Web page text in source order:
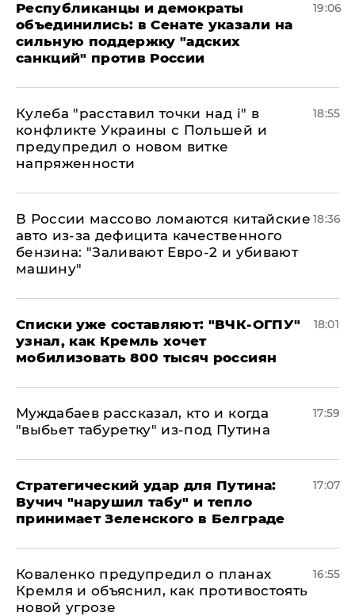
Республиканцы и демократы
объединились: в Сенате указали на
сильную поддержку "адских
санкций" против России
19:06
Кулеба "расставил точки над і" в
конфликте Украины с Польшей и
предупредил о новом витке
напряженности
18:55
В России массово ломаются китайские
авто из-за дефицита качественного
бензина: "Заливают Евро-2 и убивают
машину"
18:36
Списки уже составляют: "ВЧК-ОГПУ"
узнал, как Кремль хочет
мобилизовать 800 тысяч россиян
18:01
Муждабаев рассказал, кто и когда
"выбьет табуретку" из-под Путина
17:59
Стратегический удар для Путина:
Вучич "нарушил табу" и тепло
принимает Зеленского в Белграде
17:07
Коваленко предупредил о планах
Кремля и объяснил, как противостоять
новой угрозе
16:55